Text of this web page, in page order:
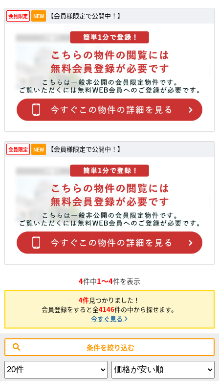
会員限定 NEW 【会員様限定で公開中！】
会員限定 NEW 【会員様限定で公開中！】
4件中1～4件を表示
4件見つかりました！
会員登録をすると全4146件の中から探せます。
今すぐ見る
条件を絞り込む